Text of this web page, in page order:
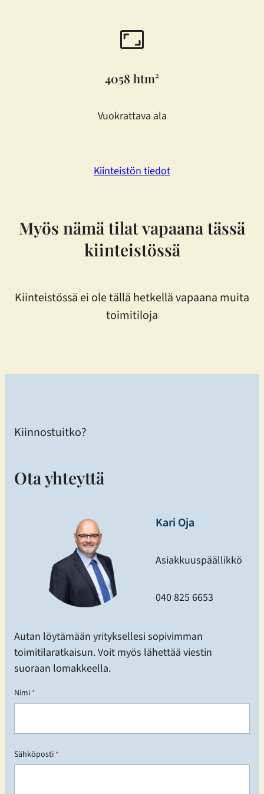
4058 htm²
Vuokrattava ala
Kiinteistön tiedot
Myös nämä tilat vapaana tässä
kiinteistössä
Kiinteistössä ei ole tällä hetkellä vapaana muita
toimitiloja
Kiinnostuitko?
Ota yhteyttä
Kari Oja
Asiakkuuspäällikkö
040 825 6653
Autan löytämään yrityksellesi sopivimman
toimitilaratkaisun. Voit myös lähettää viestin
suoraan lomakkeella.
Nimi *
t
u
Sähköposti *